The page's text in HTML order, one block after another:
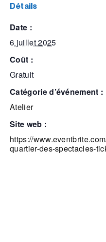
détails
date :
6 juillet 2025
coût :
Gratuit
catégorie d’événement :
Atelier
site web :
https://
quartier-des-spectacles-